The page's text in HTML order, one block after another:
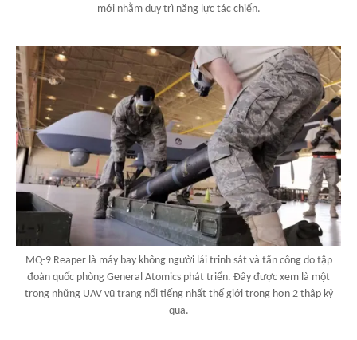
mới nhằm duy trì năng lực tác chiến.
MQ-9 Reaper là máy bay không người lái trinh sát và tấn công do tập
đoàn quốc phòng General Atomics phát triển. Đây được xem là một
trong những UAV vũ trang nổi tiếng nhất thế giới trong hơn 2 thập kỷ
qua.